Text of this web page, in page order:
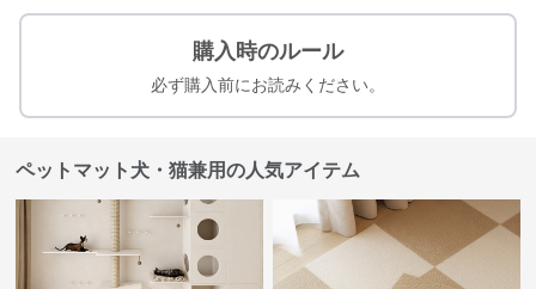
購入時のルール
必ず購入前にお読みください。
ペットマット犬・猫兼用の人気アイテム